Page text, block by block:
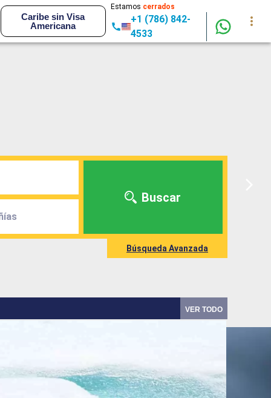
Caribe sin Visa
Americana
Estamos cerrados
+1 (786) 842-
4533
Buscar
Búsqueda Avanzada
VER TODO